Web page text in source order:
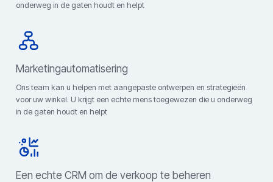
onderweg in de gaten houdt en helpt
Marketingautomatisering
Ons team kan u helpen met aangepaste ontwerpen en strategieën
voor uw winkel. U krijgt een echte mens toegewezen die u onderweg
in de gaten houdt en helpt
Een echte CRM om de verkoop te beheren